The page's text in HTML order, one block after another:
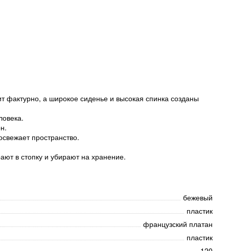
фактурно, а широкое сиденье и высокая спинка созданы
пространство.
в стопку и убирают на хранение.
бежевый
пластик
французский платан
пластик